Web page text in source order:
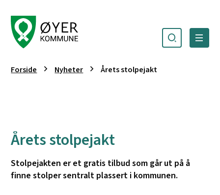
Søk Meny
Du er her:
Forside Nyheter Årets stolpejakt
Årets stolpejakt
Stolpejakten er et gratis tilbud som går ut på å
finne stolper sentralt plassert i kommunen.